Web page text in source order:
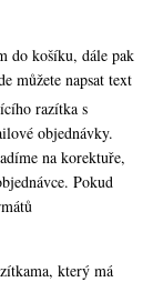
do košíku, dále pak
můžete napsat text
razítka s
objednávky.
na korektuře,
Pokud
který má